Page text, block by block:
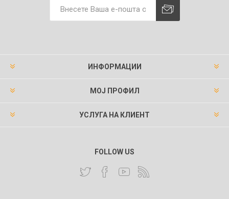
ИНФОРМАЦИИ
МОЈ ПРОФИЛ
УСЛУГА НА КЛИЕНТ
FOLLOW US